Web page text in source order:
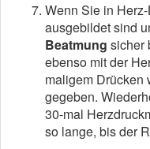
Wenn Sie in
ausgebildet sind
Beatmung sicher
ebenso mit der
maligem Drücken
gegeben.
30-mal
so lange, bis der